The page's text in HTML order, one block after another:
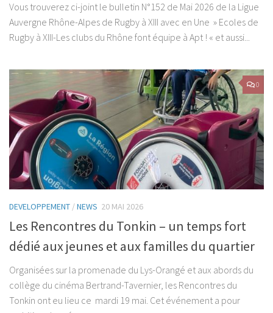
Vous trouverez ci-joint le bulletin N°152 de Mai 2026 de la Ligue
Auvergne Rhône-Alpes de Rugby à XIII avec en Une » Ecoles de
Rugby à XIII-Les clubs du Rhône font équipe à Apt ! « et aussi...
0
DEVELOPPEMENT /NEWS 20 MAI 2026
Les Rencontres du Tonkin – un temps fort
dédié aux jeunes et aux familles du quartier
Organisées sur la promenade du Lys-Orangé et aux abords du
collège du cinéma Bertrand-Tavernier, les Rencontres du
Tonkin ont eu lieu ce mardi 19 mai. Cet événement a pour